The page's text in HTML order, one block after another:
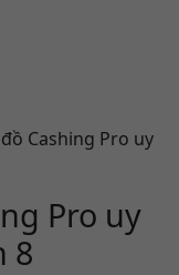
Cashing Pro uy
Pro uy
8